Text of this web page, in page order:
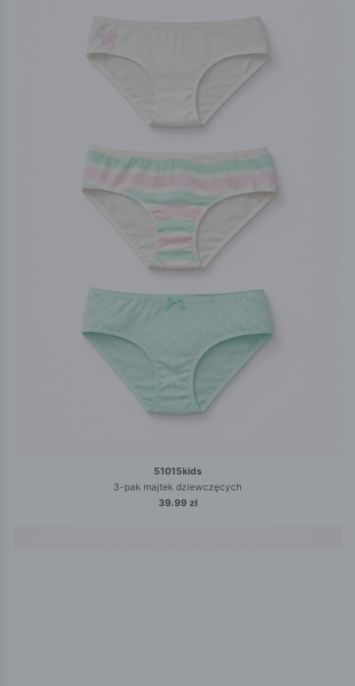
51015kids
3-pak majtek dziewczęcych
39.99 zł